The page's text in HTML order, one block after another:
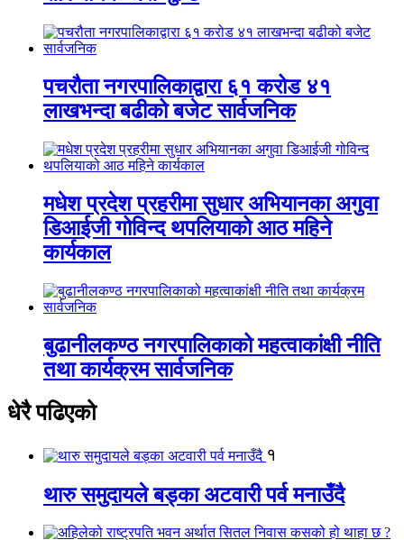
पचरौता नगरपालिकाद्वारा ६१ करोड ४१
लाखभन्दा बढीको बजेट सार्वजनिक
मधेश प्रदेश प्रहरीमा सुधार अभियानका अगुवा
डिआईजी गोविन्द थपलियाको आठ महिने
कार्यकाल
बुढानीलकण्ठ नगरपालिकाको महत्वाकांक्षी नीति
तथा कार्यक्रम सार्वजनिक
धेरै पढिएको
१
थारु समुदायले बड्का अटवारी पर्व मनाउँदै